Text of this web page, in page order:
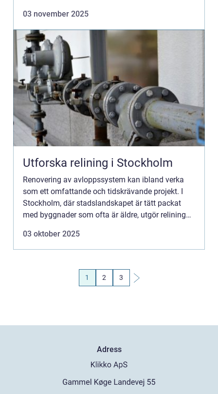
03 november 2025
Utforska relining i Stockholm
Renovering av avloppssystem kan ibland verka
som ett omfattande och tidskrävande projekt. I
Stockholm, där stadslandskapet är tätt packat
med byggnader som ofta är äldre, utgör relining
03 oktober 2025
1 2 3
Adress